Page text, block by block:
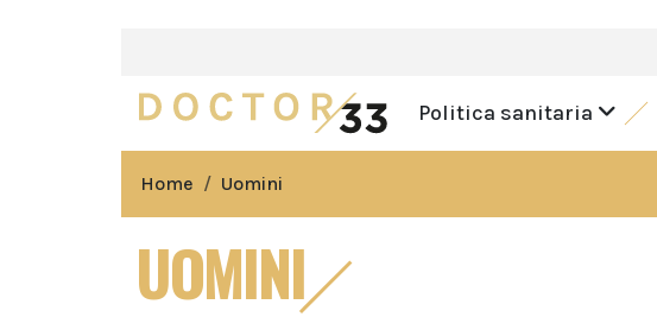
Politica sanitaria
Home Uomini
UOMINI